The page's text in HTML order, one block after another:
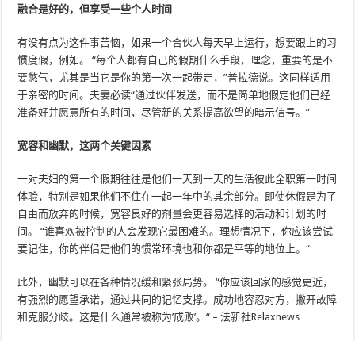
融合是好的，但享受一些个人时间
有没有点为这件事苦恼，如果一个合伙人每天早上运行，想要跟上的习
惯度假，例如。 “每个人都有自己的假期什么手段，理念，重要的是不
要憋气，尤其是当它是你的第一次一起带走，”普拉德说。这同样适用
于亲密的时间。夫妻必读“通过伙伴发送，而不是简单地假定他们已经
准备好并愿意所有的时间，尽管新的关系提高欲望的暗示信号。”
宽容和幽默，这两个关键因素
一对夫妇的第一个假期往往是他们一天到一天的生活彼此全职第一时间
体验，特别是如果他们不住在一起一年中的其余部分。即使休假是为了
自由而放弃的时候，宽容良好的剂量会更容易选择的活动和计划的时
间。 “谁喜欢被控制的人会发现它最困难的。理想情况下，你应该尝试
要记住，你的伴侣是他们的惯常环境也和你都是平等的地位上。“
此外，幽默可以在各种情况缓和紧张局势。 “你应该回家的感觉更近，
有强烈的愿望承诺，通过共同的记忆支撑。成功地容忍对方，撇开故障
和克服分歧。这是什么通常被称为’成败’。“ – 法新社Relaxnews